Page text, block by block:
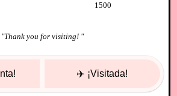
1500
"Thank you for visiting! "
✈️ ¡Visitada!